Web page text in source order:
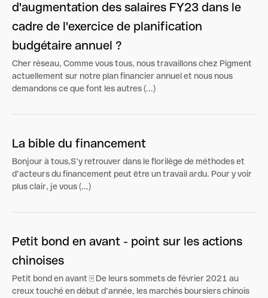
d'augmentation des salaires FY23 dans le
cadre de l'exercice de planification
budgétaire annuel ?
Cher réseau, Comme vous tous, nous travaillons chez Pigment
actuellement sur notre plan financier annuel et nous nous
demandons ce que font les autres (...)
La bible du financement
Bonjour à tous,S’y retrouver dans le florilège de méthodes et
d’acteurs du financement peut être un travail ardu. Pour y voir
plus clair, je vous (...)
Petit bond en avant - point sur les actions
chinoises
Petit bond en avant 🀄 De leurs sommets de février 2021 au
creux touché en début d’année, les marchés boursiers chinois